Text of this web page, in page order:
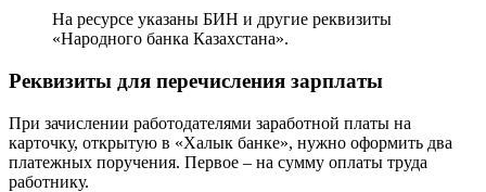
На ресурсе указаны БИН и другие реквизиты
«Народного банка Казахстана».
Реквизиты для перечисления зарплаты
При зачислении работодателями заработной платы на
карточку, открытую в «Халык банке», нужно оформить два
платежных поручения. Первое – на сумму оплаты труда
работнику.